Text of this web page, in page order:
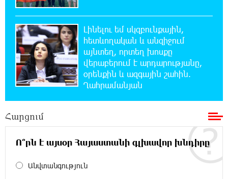
Հայաստանի բնակչության թիվը շուրջ 7
հազարով ավելացել է
18:49:45 6-08-2026
Իսրայելի ՊԲ-ն հարձակվել է Լիբանանում
«Հըզբոլլահ»-ի հրամանատարական կետերի
և պահեստների վրա
համաձայնության են եկել Յան Դիոմանդեի
տրանսֆերի վերաբերյալ
18:19:28 6-08-2026
Լինելու եմ սկզբունքային,
հետևողական և անզիջում
այնտեղ, որտեղ խոսքը
վերաբերում է արդարությանը,
օրենքին և ազգային շահին.
Ղահրամանյան
Հարցում
Ո՞րն է այսօր Հայաստանի գլխավոր խնդիրը
Անվտանգություն